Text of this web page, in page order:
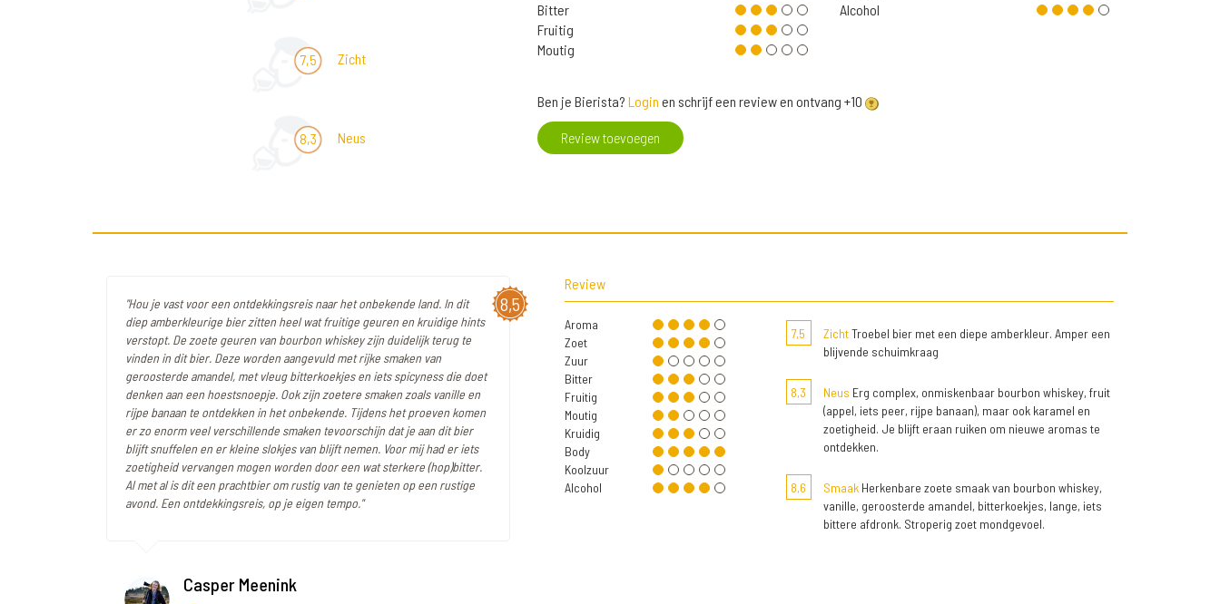
7,5 Zicht
8,3 Neus
Bitter
Fruitig
Moutig
Alcohol
Ben je Bierista? Login en schrijf een review en ontvang +10
Review toevoegen
8,5
"Hou je vast voor een ontdekkingsreis naar het onbekende land. In dit
diep amberkleurige bier zitten heel wat fruitige geuren en kruidige hints
verstopt. De zoete geuren van bourbon whiskey zijn duidelijk terug te
vinden in dit bier. Deze worden aangevuld met rijke smaken van
geroosterde amandel, met vleug bitterkoekjes en iets spicyness die doet
denken aan een hoestsnoepje. Ook zijn zoetere smaken zoals vanille en
rijpe banaan te ontdekken in het onbekende. Tijdens het proeven komen
er zo enorm veel verschillende smaken tevoorschijn dat je aan dit bier
blijft snuffelen en er kleine slokjes van blijft nemen. Voor mij had er iets
zoetigheid vervangen mogen worden door een wat sterkere (hop)bitter.
Al met al is dit een prachtbier om rustig van te genieten op een rustige
avond. Een ontdekkingsreis, op je eigen tempo."
Casper Meenink
Review
Aroma
Zoet
Zuur
Bitter
Fruitig
Moutig
Kruidig
Body
Koolzuur
Alcohol
7,5 ZichtTroebel bier met een diepe amberkleur. Amper een
blijvende schuimkraag
8,3 Neus Erg complex, onmiskenbaar bourbon whiskey, fruit
(appel, iets peer, rijpe banaan), maar ook karamel en
zoetigheid. Je blijft eraan ruiken om nieuwe aromas te
ontdekken.
8,6 SmaakHerkenbare zoete smaak van bourbon whiskey,
vanille, geroosterde amandel, bitterkoekjes, lange, iets
bittere afdronk. Stroperig zoet mondgevoel.